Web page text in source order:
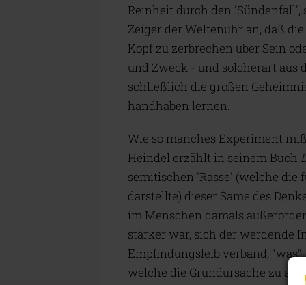
Reinheit durch den 'Sündenfall',
Zeiger der Weltenuhr an, daß
Kopf zu zerbrechen über Sein
und Zweck - und solcherart
schließlich die großen
handhaben lernen.
Wie so manches Experiment
Heindel erzählt in seinem Buch
semitischen 'Rasse' (welche die
darstellte) dieser Same des
im Menschen damals
stärker war, sich der werdende
Empfindungsleib verband,
welche die Grundursache zu